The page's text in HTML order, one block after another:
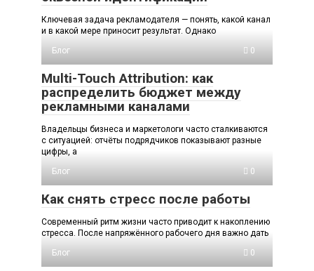
Ключевая задача рекламодателя — понять, какой канал
и в какой мере приносит результат. Однако
Блог
0
Multi-Touch Attribution: как
распределить бюджет между
рекламными каналами
Владельцы бизнеса и маркетологи часто сталкиваются
с ситуацией: отчёты подрядчиков показывают разные
цифры, а
Блог
0
Как снять стресс после работы
Современный ритм жизни часто приводит к накоплению
стресса. После напряжённого рабочего дня важно дать
Блог
0